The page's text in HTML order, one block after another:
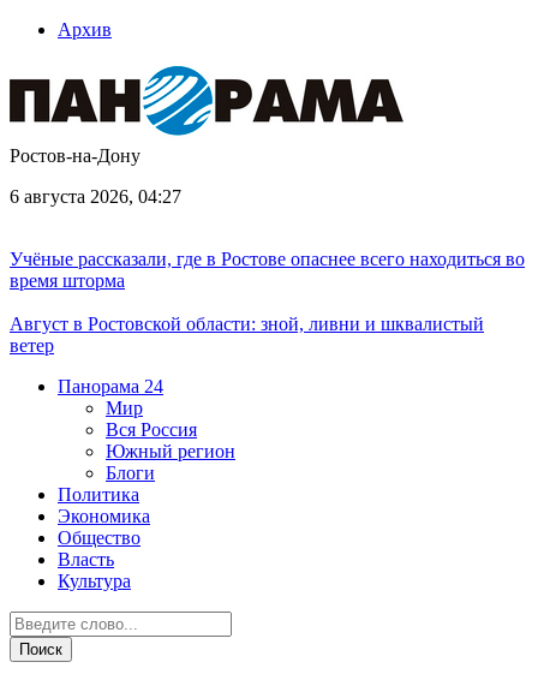
Архив
Ростов-на-Дону
6 августа 2026, 04:27
Учёные рассказали, где в Ростове опаснее всего находиться во
время шторма
Август в Ростовской области: зной, ливни и шквалистый
ветер
Панорама 24
Мир
Вся Россия
Южный регион
Блоги
Политика
Экономика
Общество
Власть
Культура